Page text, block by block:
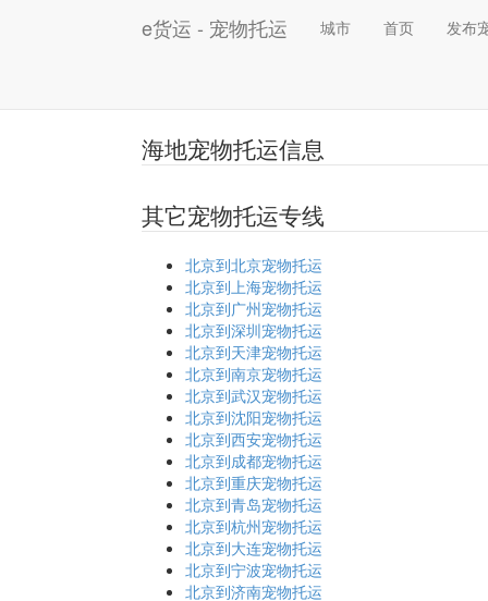
e货运 - 宠物托运 城市 首页 发布
海地宠物托运信息
其它宠物托运专线
北京到北京宠物托运
北京到上海宠物托运
北京到广州宠物托运
北京到深圳宠物托运
北京到天津宠物托运
北京到南京宠物托运
北京到武汉宠物托运
北京到沈阳宠物托运
北京到西安宠物托运
北京到成都宠物托运
北京到重庆宠物托运
北京到青岛宠物托运
北京到杭州宠物托运
北京到大连宠物托运
北京到宁波宠物托运
北京到济南宠物托运